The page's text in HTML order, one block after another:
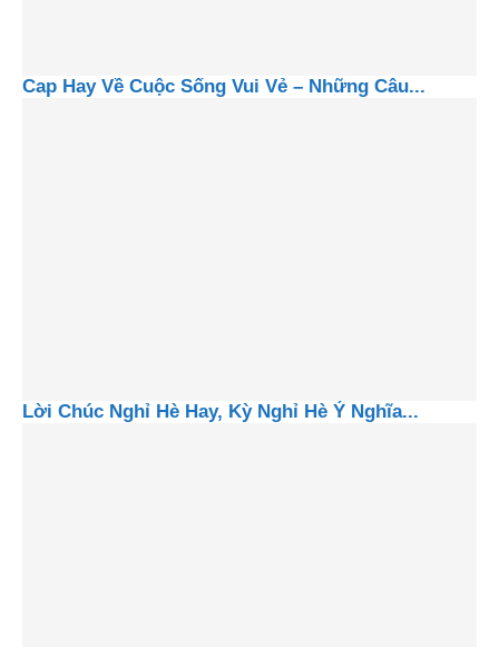
Cap Hay Về Cuộc Sống Vui Vẻ – Những Câu...
Lời Chúc Nghỉ Hè Hay, Kỳ Nghỉ Hè Ý Nghĩa...